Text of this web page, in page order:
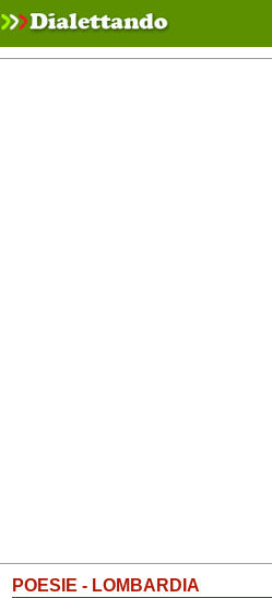
POESIE - LOMBARDIA